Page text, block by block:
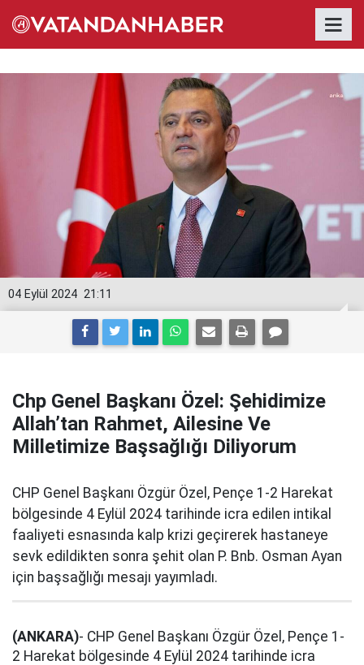
21:11
04 Eylül 2024
Chp Genel Başkanı Özel: Şehidimize
Allah’tan Rahmet, Ailesine Ve
Milletimize Başsağlığı Diliyorum
CHP Genel Başkanı Özgür Özel, Pençe 1-2 Harekat
bölgesinde 4 Eylül 2024 tarihinde icra edilen intikal
faaliyeti esnasında kalp krizi geçirerek hastaneye
sevk edildikten sonra şehit olan P. Bnb. Osman Ayan
için başsağlığı mesajı yayımladı.
(ANKARA)- CHP Genel Başkanı Özgür Özel, Pençe 1-
2 Harekat bölgesinde 4 Eylül 2024 tarihinde icra